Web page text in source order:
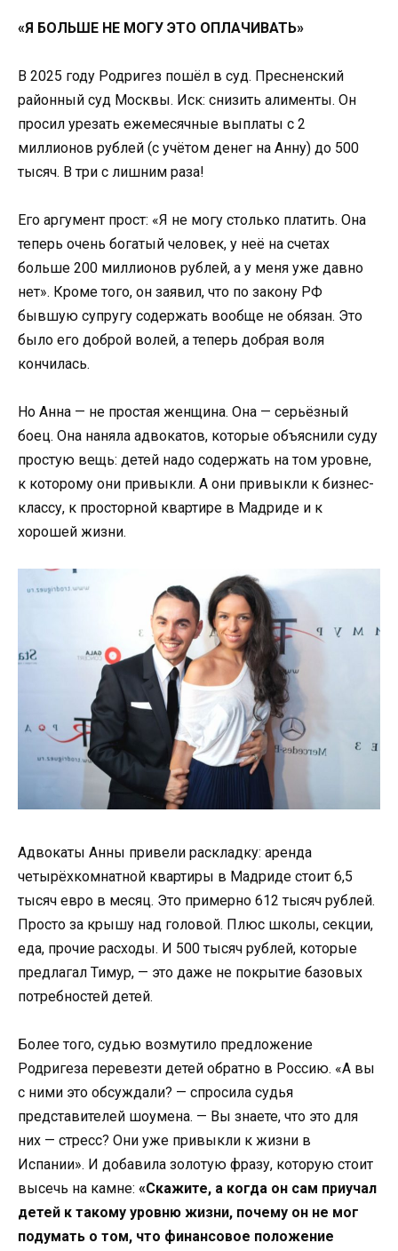
«Я БОЛЬШЕ НЕ МОГУ ЭТО ОПЛАЧИВАТЬ»
В 2025 году Родригез пошёл в суд. Пресненский
районный суд Москвы. Иск: снизить алименты. Он
просил урезать ежемесячные выплаты с 2
миллионов рублей (с учётом денег на Анну) до 500
тысяч. В три с лишним раза!
Его аргумент прост: «Я не могу столько платить. Она
теперь очень богатый человек, у неё на счетах
больше 200 миллионов рублей, а у меня уже давно
нет». Кроме того, он заявил, что по закону РФ
бывшую супругу содержать вообще не обязан. Это
было его доброй волей, а теперь добрая воля
кончилась.
Но Анна — не простая женщина. Она — серьёзный
боец. Она наняла адвокатов, которые объяснили суду
простую вещь: детей надо содержать на том уровне,
к которому они привыкли. А они привыкли к бизнес-
классу, к просторной квартире в Мадриде и к
хорошей жизни.
Адвокаты Анны привели раскладку: аренда
четырёхкомнатной квартиры в Мадриде стоит 6,5
тысяч евро в месяц. Это примерно 612 тысяч рублей.
Просто за крышу над головой. Плюс школы, секции,
еда, прочие расходы. И 500 тысяч рублей, которые
предлагал Тимур, — это даже не покрытие базовых
потребностей детей.
Более того, судью возмутило предложение
Родригеза перевезти детей обратно в Россию. «А вы
с ними это обсуждали? — спросила судья
представителей шоумена. — Вы знаете, что это для
них — стресс? Они уже привыкли к жизни в
Испании». И добавила золотую фразу, которую стоит
высечь на камне: «Скажите, а когда он сам приучал
детей к такому уровню жизни, почему он не мог
подумать о том, что финансовое положение